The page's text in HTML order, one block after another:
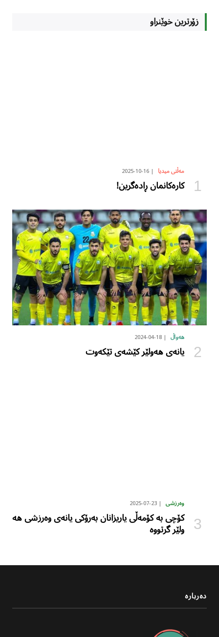
زۆرترین خوێنراو
مەڵتی میدیا 2025-10-16
کارەکانمان ڕادەگرین!
هەواڵ 2024-04-18
یانەی هەولێر کێشەی تێکەوت
وەرزشی 2025-07-23
کۆچی بە کۆمەڵی یاریزانان بەرۆکی یانەی وەرزشی هە
ولێر گرتووە
دەربارە